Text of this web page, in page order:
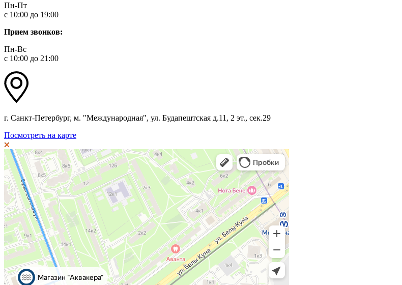
Пн-Пт
с 10:00 до 19:00
Прием звонков:
Пн-Вс
с 10:00 до 21:00
г. Санкт-Петербург, м. "Международная", ул. Будапештская д.11, 2 эт., сек.29
Посмотреть на карте